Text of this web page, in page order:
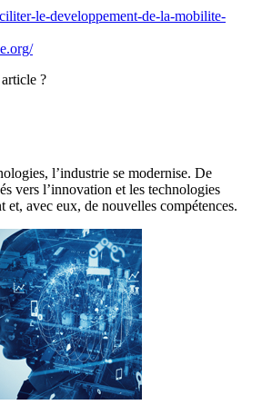
le-developpement-de-la-mobilite-
?
l’industrie se modernise. De
vers l’innovation et les technologies
et, avec eux, de nouvelles compétences.